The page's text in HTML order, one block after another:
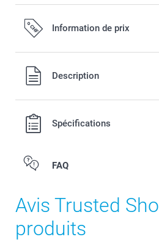
Information de prix
Tous les prix sont en francs
hors frais de port.
Description
Spécifications
FAQ
Avis Trusted
produits